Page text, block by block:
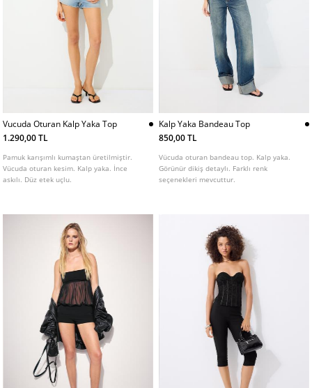
Vucuda Oturan Kalp Yaka Top
1.290,00 TL
Pamuk karışımlı kumaştan üretilmiştir.
Vücuda oturan kesim. Kalp yaka. İnce
askılı. Düz etek uçlu.
Kalp Yaka Bandeau Top
850,00 TL
Vücuda oturan bandeau top. Kalp yaka.
Görünür dikiş detaylı. Farklı renk
seçenekleri mevcuttur.